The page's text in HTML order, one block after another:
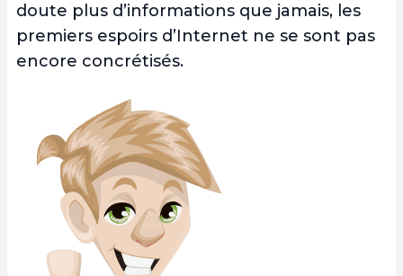
doute plus d’informations que jamais, les
premiers espoirs d’Internet ne se sont pas
encore concrétisés.